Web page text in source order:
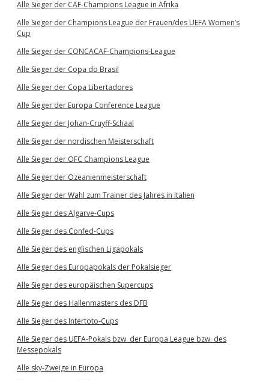
Alle Sieger der CAF-Champions League in Afrika
Alle Sieger der Champions League der Frauen/des UEFA Women’s
Cup
Alle Sieger der CONCACAF-Champions-League
Alle Sieger der Copa do Brasil
Alle Sieger der Copa Libertadores
Alle Sieger der Europa Conference League
Alle Sieger der Johan-Cruyff-Schaal
Alle Sieger der nordischen Meisterschaft
Alle Sieger der OFC Champions League
Alle Sieger der Ozeanienmeisterschaft
Alle Sieger der Wahl zum Trainer des Jahres in Italien
Alle Sieger des Algarve-Cups
Alle Sieger des Confed-Cups
Alle Sieger des englischen Ligapokals
Alle Sieger des Europapokals der Pokalsieger
Alle Sieger des europäischen Supercups
Alle Sieger des Hallenmasters des DFB
Alle Sieger des Intertoto-Cups
Alle Sieger des UEFA-Pokals bzw. der Europa League bzw. des
Messepokals
Alle sky-Zweige in Europa